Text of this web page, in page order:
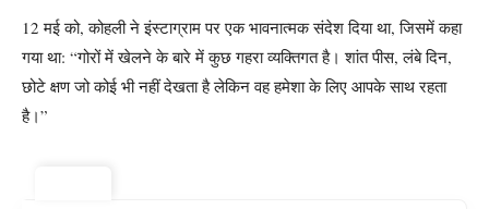
12 मई को, कोहली ने इंस्टाग्राम पर एक भावनात्मक संदेश दिया था, जिसमें कहा
गया था: “गोरों में खेलने के बारे में कुछ गहरा व्यक्तिगत है। शांत पीस, लंबे दिन,
छोटे क्षण जो कोई भी नहीं देखता है लेकिन वह हमेशा के लिए आपके साथ रहता
है।”